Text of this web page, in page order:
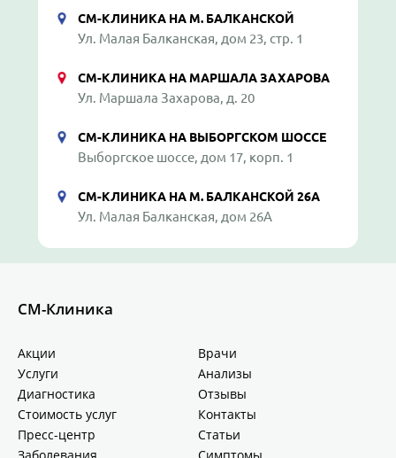
СМ-КЛИНИКА НА М. БАЛКАНСКОЙ
Ул. Малая Балканская, дом 23, стр. 1
СМ-КЛИНИКА НА МАРШАЛА ЗАХАРОВА
Ул. Маршала Захарова, д. 20
СМ-КЛИНИКА НА ВЫБОРГСКОМ ШОССЕ
Выборгское шоссе, дом 17, корп. 1
СМ-КЛИНИКА НА М. БАЛКАНСКОЙ 26А
Ул. Малая Балканская, дом 26А
СМ-Клиника
Акции
Врачи
Услуги
Анализы
Диагностика
Отзывы
Стоимость услуг
Контакты
Пресс-центр
Статьи